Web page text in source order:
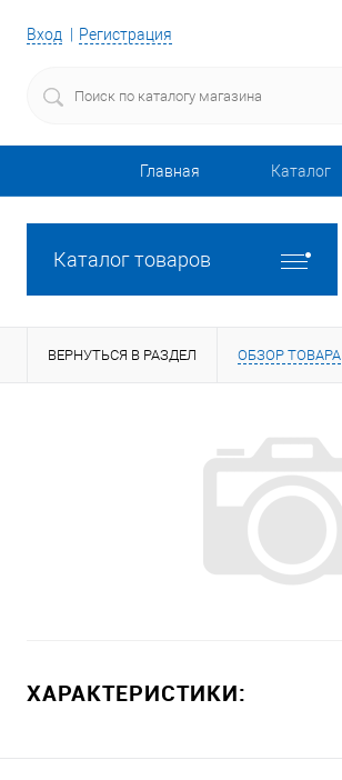
Вход Регистрация
Главная Каталог
Каталог товаров
ВЕРНУТЬСЯ В РАЗДЕЛ ОБЗОР ТОВАРА
ХАРАКТЕРИСТИКИ: